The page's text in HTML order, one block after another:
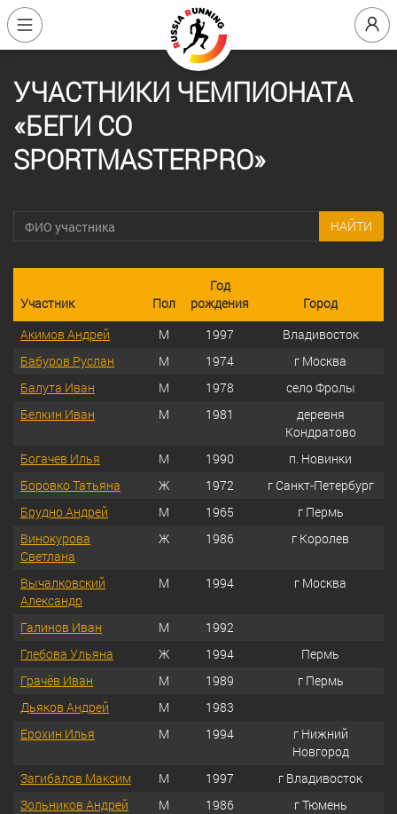
УЧАСТНИКИ ЧЕМПИОНАТА
«БЕГИ СО
SPORTMASTERPRO»
НАЙТИ
Участник Пол
Год
рождения
Город
Акимов Андрей
М 1997
Владивосток
Бабуров Руслан
М 1974
г Москва
Балута Иван
М 1978
село Фролы
Белкин Иван
М 1981
деревня
Кондратово
Богачев Илья
М 1990
п. Новинки
Боровко Татьяна
Ж 1972
г Санкт-Петербург
Брудно Андрей
М 1965
г Пермь
Винокурова
Светлана
Ж 1986 г Королев
Вычалковский
Александр
М 1994 г Москва
Галинов Иван М
1992
Глебова Ульяна
Ж 1994
Пермь
Грачёв Иван
М 1989
г Пермь
Дьяков Андрей
М
1983
Ерохин Илья
М 1994
г Нижний
Новгород
Загибалов Максим
М 1997
г Владивосток
Зольников Андрей
М 1986
г Тюмень